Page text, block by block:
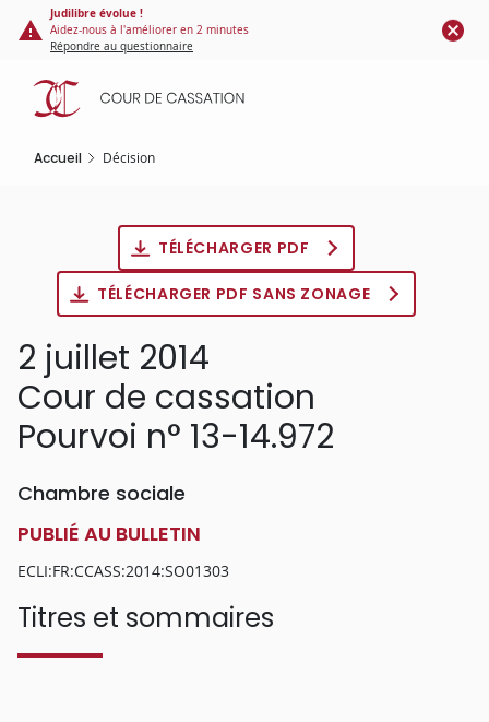
Panneau de gestion des cookies
contenu
principal
Judilibre évolue !
Aidez-nous à l'améliorer en 2 minutes
Répondre au questionnaire
Accueil Décision
TÉLÉCHARGER PDF
TÉLÉCHARGER PDF SANS ZONAGE
2 juillet 2014
Cour de cassation
Pourvoi n° 13-14.972
Chambre sociale
PUBLIÉ AU BULLETIN
ECLI:FR:CCASS:2014:SO01303
Titres et sommaires